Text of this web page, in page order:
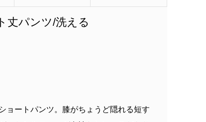
丈パンツ/洗える
ョートパンツ。膝がちょうど隠れる短す